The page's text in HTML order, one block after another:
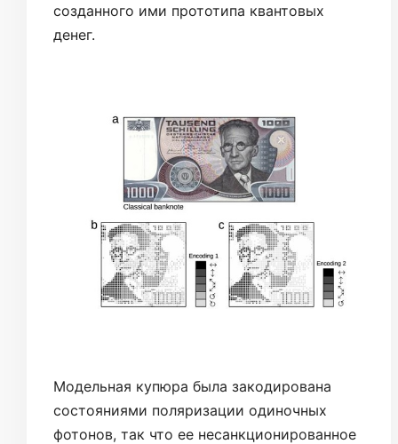
созданного ими прототипа квантовых
денег.
Модельная купюра была закодирована
состояниями поляризации одиночных
фотонов, так что ее несанкционированное